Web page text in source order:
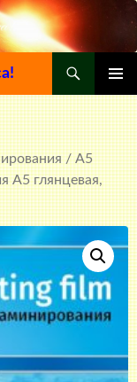
МЕНЮ
/A5
А5 глянцевая,